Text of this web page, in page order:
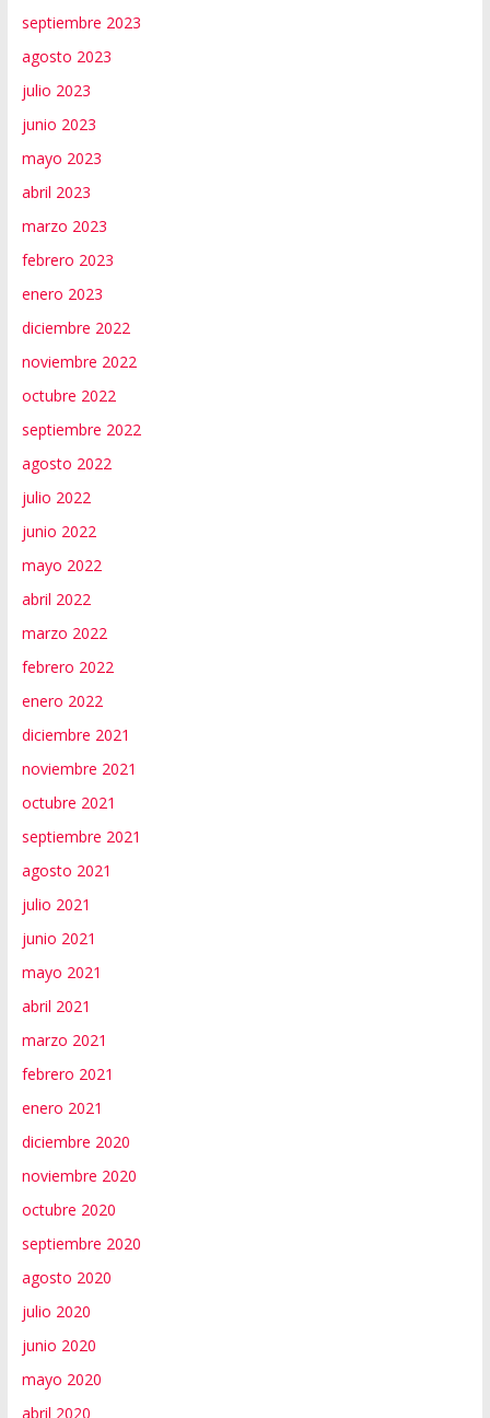
septiembre 2023
agosto 2023
julio 2023
junio 2023
mayo 2023
abril 2023
marzo 2023
febrero 2023
enero 2023
diciembre 2022
noviembre 2022
octubre 2022
septiembre 2022
agosto 2022
julio 2022
junio 2022
mayo 2022
abril 2022
marzo 2022
febrero 2022
enero 2022
diciembre 2021
noviembre 2021
octubre 2021
septiembre 2021
agosto 2021
julio 2021
junio 2021
mayo 2021
abril 2021
marzo 2021
febrero 2021
enero 2021
diciembre 2020
noviembre 2020
octubre 2020
septiembre 2020
agosto 2020
julio 2020
junio 2020
mayo 2020
abril 2020